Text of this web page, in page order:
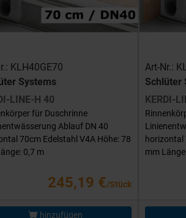
KLH40GE70
Systems
LINE-H 40
für Duschrinne
Ablauf DN 40
70cm Edelstahl V4A Höhe: 78
0,7 m
245,19 €/Stück
hinzufügen
Art-Nr.:
Schlüter
KERDI-
horizontal
mm